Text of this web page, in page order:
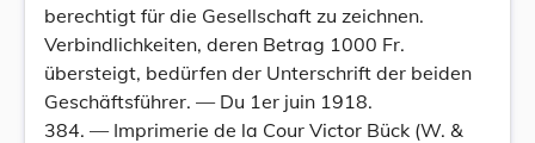
berechtigt für die Gesellschaft zu zeichnen.
Verbindlichkeiten, deren Betrag 1000 Fr.
übersteigt, bedürfen der Unterschrift der beiden
Geschäftsführer. — Du 1er juin 1918.
384. — Imprimerie de la Cour Victor Bück (W. &